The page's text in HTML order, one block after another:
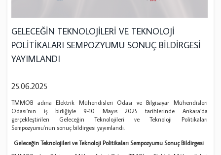
GELECEĞİN TEKNOLOJİLERİ VE TEKNOLOJİ
POLİTİKALARI SEMPOZYUMU SONUÇ BİLDİRGESİ
YAYIMLANDI
25.06.2025
TMMOB adına Elektrik Mühendisleri Odası ve Bilgisayar Mühendisleri
Odası’nın iş birliğiyle 9-10 Mayıs 2025 tarihlerinde Ankara’da
gerçekleştirilen Geleceğin Teknolojileri ve Teknoloji Politikaları
Sempozyumu'nun sonuç bildirgesi yayımlandı.
Geleceğin Teknolojileri ve Teknoloji Politikaları Sempozyumu Sonuç Bildirgesi